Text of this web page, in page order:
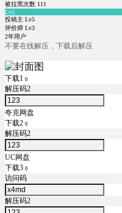
被拉黑次数 111
Lv5
投稿主 Lv5
评价师 Lv3
2年用户
不要在线解压，下载后解压
下载1 0
解压码2
夸克网盘
下载2 0
解压码2
UC网盘
下载3 0
访问码
解压码2